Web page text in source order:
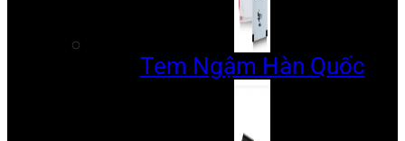
Tem Ngậm Hàn Quốc